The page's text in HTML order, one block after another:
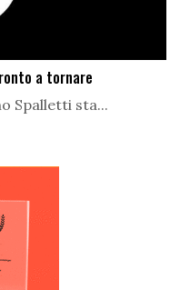
a tornare
Spalletti sta...